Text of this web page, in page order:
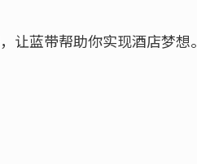
让蓝带帮助你实现酒店梦想。